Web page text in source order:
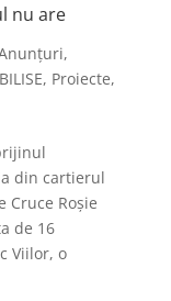
nu are
,
, Proiecte,
din cartierul
Cruce Roșie
de 16
Viilor, o